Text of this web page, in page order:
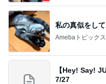
私の真似をし
Amebaトピックス
【Hey! Say!
7/27